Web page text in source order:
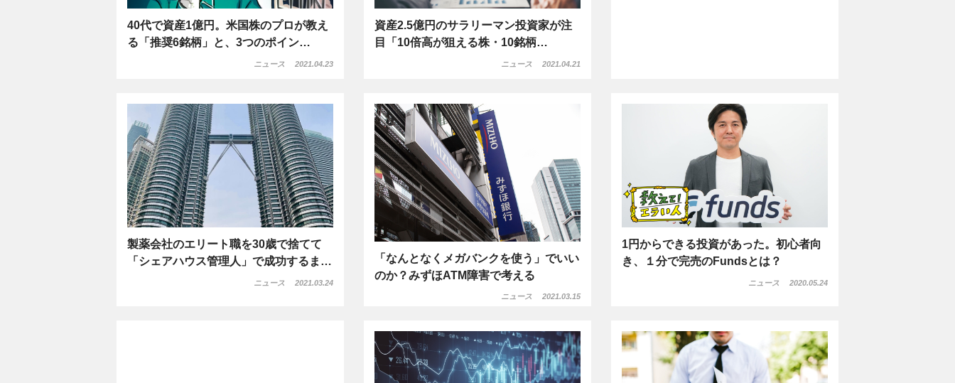
40代で資産1億円。米国株のプロが教え
る「推奨6銘柄」と、3つのポイン…
ニュース 2021.04.23
資産2.5億円のサラリーマン投資家が注
目「10倍高が狙える株・10銘柄…
ニュース 2021.04.21
製薬会社のエリート職を30歳で捨てて
「シェアハウス管理人」で成功するま…
ニュース 2021.03.24
「なんとなくメガバンクを使う」でいい
のか？みずほATM障害で考える
ニュース 2021.03.15
1円からできる投資があった。初心者向
き、１分で完売のFundsとは？
ニュース 2020.05.24